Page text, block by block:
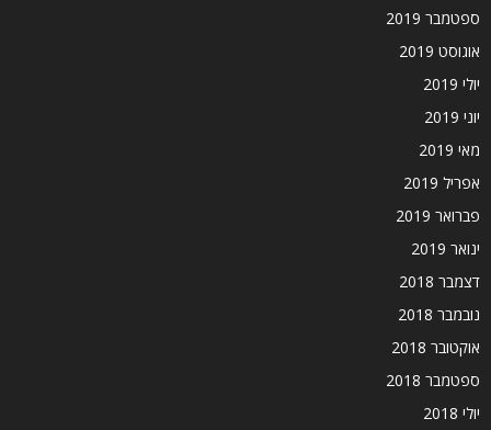
ספטמבר 2019
אוגוסט 2019
יולי 2019
יוני 2019
מאי 2019
אפריל 2019
פברואר 2019
ינואר 2019
דצמבר 2018
נובמבר 2018
אוקטובר 2018
ספטמבר 2018
יולי 2018